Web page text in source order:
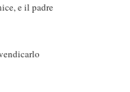
padre